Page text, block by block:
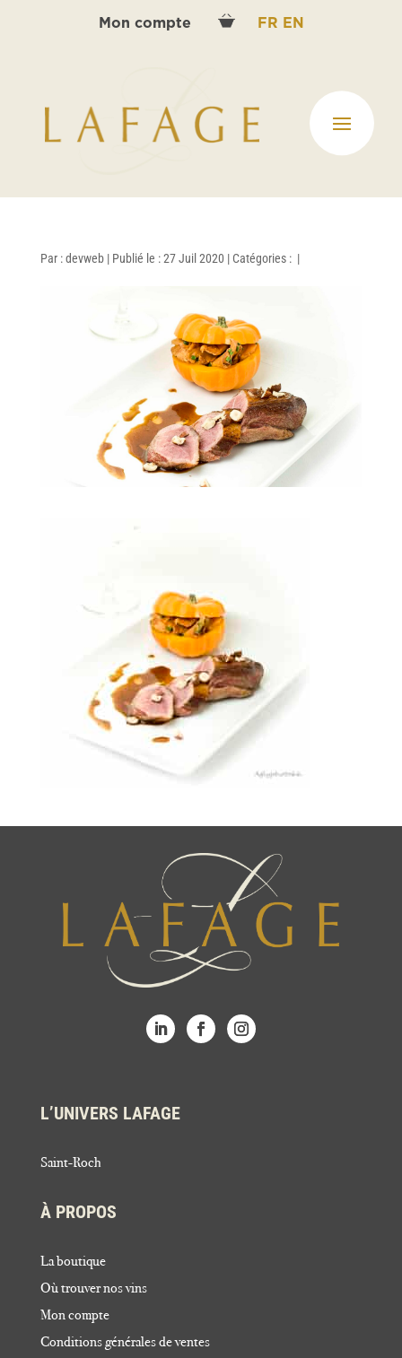
Mon compte FR EN
Par :devweb | Publié le : 27 Juil 2020 | Catégories : |
L’UNIVERS LAFAGE
Saint-Roch
À PROPOS
La boutique
Où trouver nos vins
Mon compte
Conditions générales de ventes